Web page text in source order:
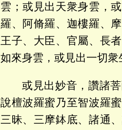
雲；或見出天衆身雲，
羅、阿脩羅、迦樓羅、
王子、大臣、官屬、長
如來身雲，或見出一切衆
或見出妙音，讚諸
說檀波羅蜜乃至智波羅
三昧、三摩鉢底、諸通